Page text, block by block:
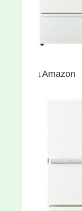
↓Amazon